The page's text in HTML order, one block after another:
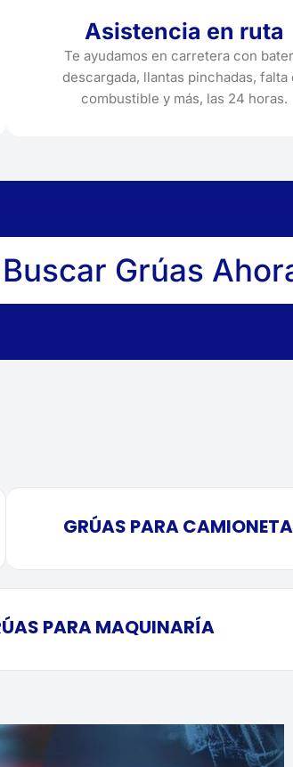
Asistencia en ruta
Te ayudamos en carretera con
descargada, llantas pinchadas, falta
combustible y más, las 24 horas.
Buscar Grúas
GRÚAS PARA
PARA MAQUINARÍA